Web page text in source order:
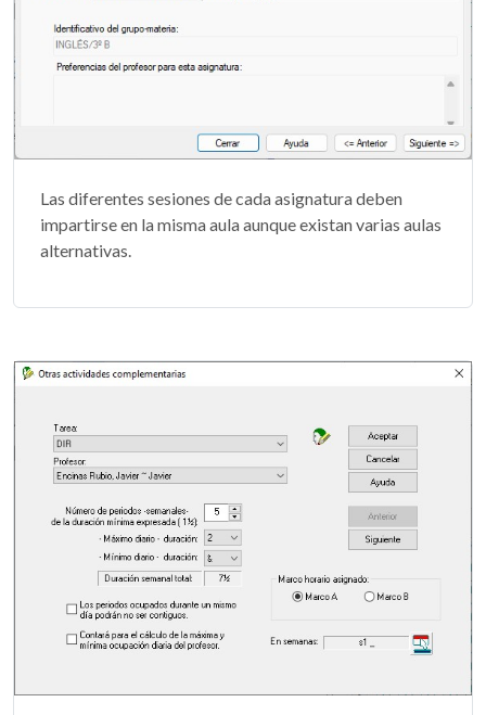
Las diferentes sesiones de cada asignatura deben
impartirse en la misma aula aunque existan varias aulas
alternativas.